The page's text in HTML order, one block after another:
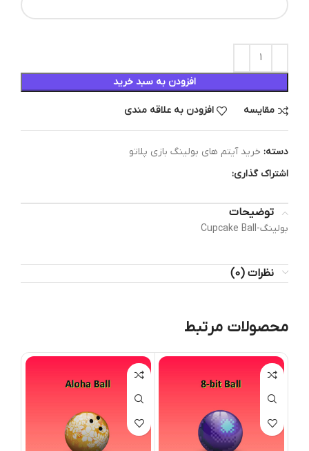
افزودن به سبد خرید
مقایسه افزودن به علاقه مندی
دسته: خرید آیتم های بولینگ بازی پلاتو
اشتراک گذاری:
توضیحات
بولینگ-Cupcake Ball
نظرات (0)
محصولات مرتبط